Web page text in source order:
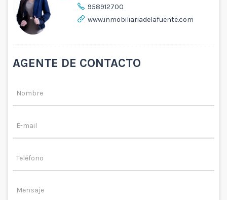
958912700
www.inmobiliariadelafuente.com
AGENTE DE CONTACTO